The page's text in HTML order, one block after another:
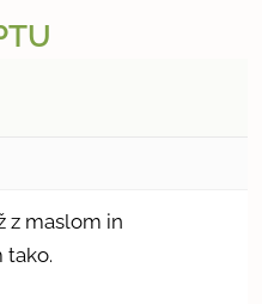
z maslom in
tako.